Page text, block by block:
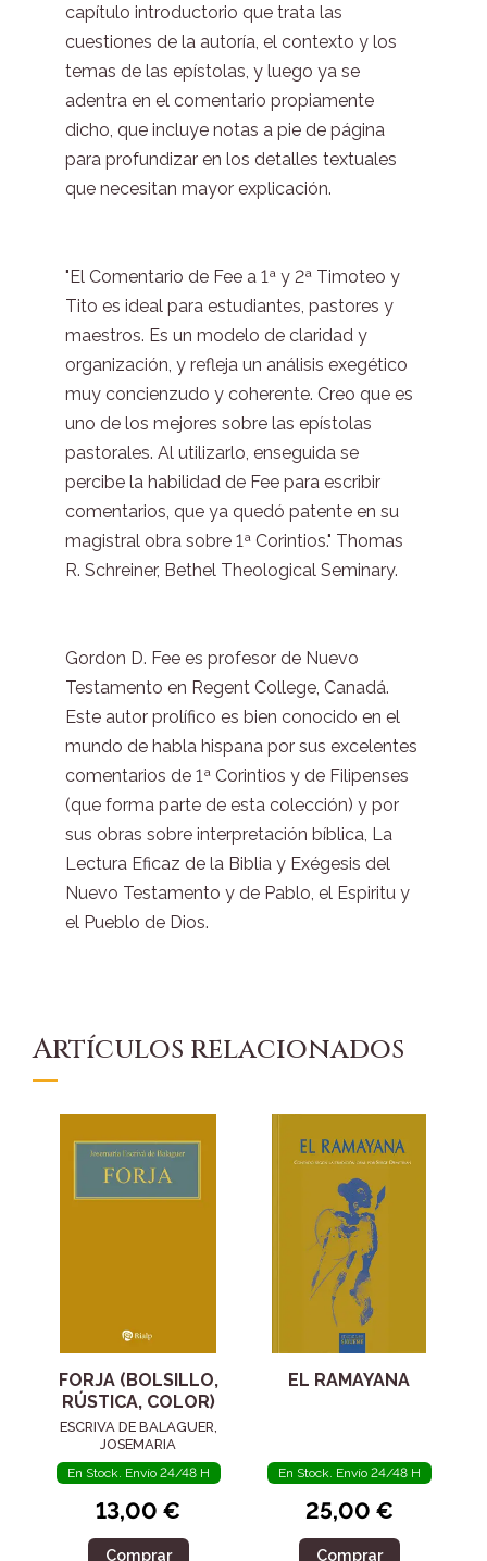
capítulo introductorio que trata las
cuestiones de la autoría, el contexto y los
temas de las epístolas, y luego ya se
adentra en el comentario propiamente
dicho, que incluye notas a pie de página
para profundizar en los detalles textuales
que necesitan mayor explicación.
"El Comentario de Fee a 1ª y 2ª Timoteo y
Tito es ideal para estudiantes, pastores y
maestros. Es un modelo de claridad y
organización, y refleja un análisis exegético
muy concienzudo y coherente. Creo que es
uno de los mejores sobre las epístolas
pastorales. Al utilizarlo, enseguida se
percibe la habilidad de Fee para escribir
comentarios, que ya quedó patente en su
magistral obra sobre 1ª Corintios." Thomas
R. Schreiner, Bethel Theological Seminary.
Gordon D. Fee es profesor de Nuevo
Testamento en Regent College, Canadá.
Este autor prolífico es bien conocido en el
mundo de habla hispana por sus excelentes
comentarios de 1ª Corintios y de Filipenses
(que forma parte de esta colección) y por
sus obras sobre interpretación bíblica, La
Lectura Eficaz de la Biblia y Exégesis del
Nuevo Testamento y de Pablo, el Espiritu y
el Pueblo de Dios.
Artículos relacionados
FORJA (BOLSILLO,
RÚSTICA, COLOR)
ESCRIVA DE BALAGUER,
JOSEMARIA
En Stock. Envío 24/48 H
13,00 €
Comprar
EL RAMAYANA
En Stock. Envío 24/48 H
25,00 €
Comprar